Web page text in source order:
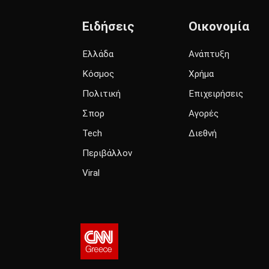
Ειδήσεις
Ελλάδα
Κόσμος
Πολιτική
Σπορ
Tech
Περιβάλλον
Viral
Οικονομία
Ανάπτυξη
Χρήμα
Επιχειρήσεις
Αγορές
Διεθνή